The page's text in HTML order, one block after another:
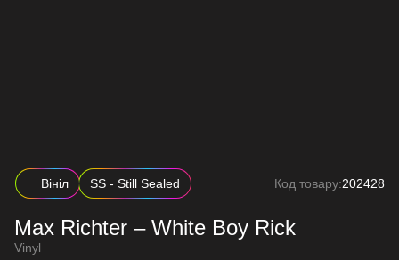
Вініл SS - Still Sealed Код товару:202428
Max Richter – White Boy Rick
Vinyl